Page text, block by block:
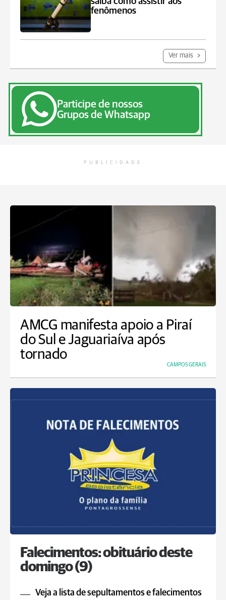
fenômenos
Ver mais
Participe de nossos
Grupos de Whatsapp
PUBLICIDADE
AMCG manifesta apoio a Piraí
do Sul e Jaguariaíva após
tornado
CAMPOS GERAIS
Falecimentos: obituário deste
domingo (9)
Veja a lista de sepultamentos e falecimentos